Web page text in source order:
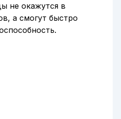
не окажутся в
а смогут быстро